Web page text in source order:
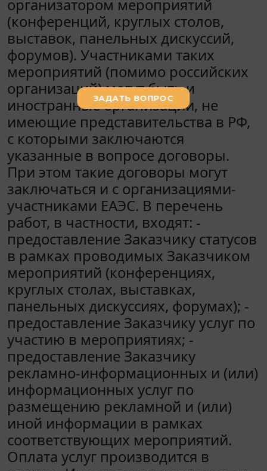
организатором мероприятий
(конференций, круглых столов,
выставок, панельных дискуссий,
форумов). Участниками таких
мероприятий (помимо российских
организаций) могут быть и
иностранные организации, не
имеющие представительства в РФ,
с которыми заключаются
указанные в вопросе договоры.
При этом такие договоры могут
заключаться и с организациями-
участниками ЕАЭС. В перечень
работ, в частности, входят: -
предоставление Заказчику статусов
в рамках проводимых Заказчиком
мероприятий (конференциях,
круглых столах, выставках,
панельных дискуссиях, форумах); -
предоставление Заказчику услуг по
участию в мероприятиях; -
предоставление Заказчику
рекламно-информационных и (или)
информационных услуг по
размещению рекламной и (или)
иной информации в рамках
соответствующих мероприятий.
Оплата услуг производится в